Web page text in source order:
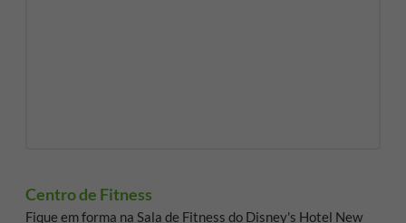
Centro de Fitness
Fique em forma na Sala de Fitness do Disney's Hotel New